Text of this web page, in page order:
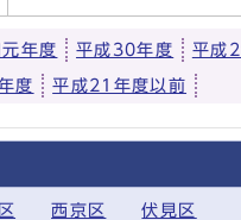
年度 平成30年度 平成
度 平成21年度以前
西京区 伏見区